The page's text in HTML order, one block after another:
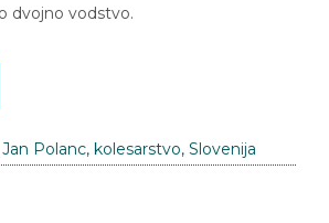
dvojno vodstvo.
Jan Polanc, kolesarstvo, Slovenija